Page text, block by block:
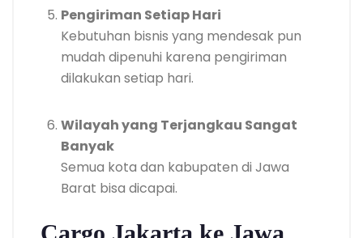
Pengiriman Setiap Hari
Kebutuhan bisnis yang mendesak pun
mudah dipenuhi karena pengiriman
dilakukan setiap hari.
Wilayah yang Terjangkau Sangat
Banyak
Semua kota dan kabupaten di Jawa
Barat bisa dicapai.
Cargo Jakarta ke Jawa